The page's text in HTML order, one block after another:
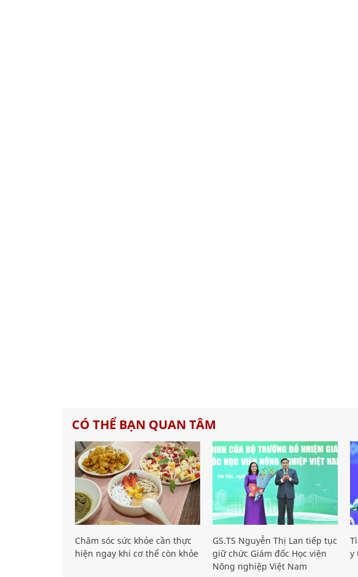
CÓ THỂ BẠN QUAN TÂM
Chăm sóc sức khỏe cần thực
hiện ngay khi cơ thể còn khỏe
GS.TS Nguyễn Thị Lan tiếp tục
giữ chức Giám đốc Học viện
Nông nghiệp Việt Nam
y